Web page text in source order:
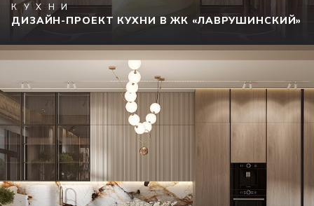
КУХНИ
ДИЗАЙН-ПРОЕКТ КУХНИ В ЖК «ЛАВРУШИНСКИЙ»